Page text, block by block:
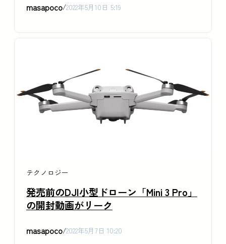
masapoco/2022年5月10日 5:19
テクノロジー
発売前のDJI小型ドローン「Mini 3 Pro」
の開封動画がリーク
masapoco/2022年5月7日 10:20